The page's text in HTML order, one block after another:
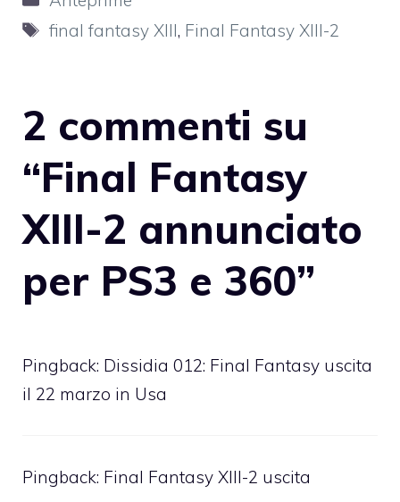
Tag
final fantasy XIII, Final Fantasy XIII-2
2 commenti su
“Final Fantasy
XIII-2 annunciato
per PS3 e 360”
Pingback: Dissidia 012: Final Fantasy uscita
il 22 marzo in Usa
Pingback: Final Fantasy XIII-2 uscita